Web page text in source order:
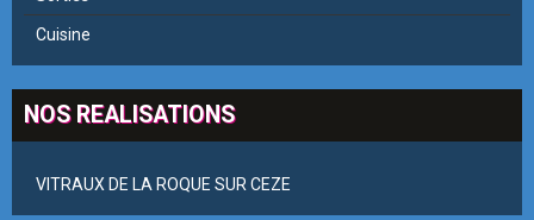
Cuisine
NOS REALISATIONS
VITRAUX DE LA ROQUE SUR CEZE